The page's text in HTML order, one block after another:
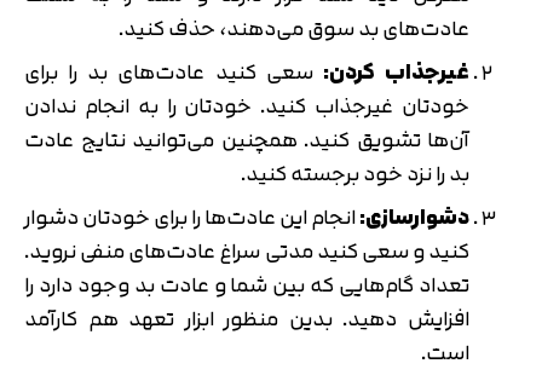
عادت‌های بد سوق می‌دهند، حذف کنید.
غیرجذاب کردن: سعی کنید عادت‌های بد را برای
خودتان غیرجذاب کنید. خودتان را به انجام ندادن
آن‌ها تشویق کنید. همچنین می‌توانید نتایج عادت
بد را نزد خود برجسته کنید.
دشوارسازی:انجام این عادت‌ها را برای خودتان دشوار
کنید و سعی کنید مدتی سراغ عادت‌های منفی نروید.
تعداد گام‌هایی که بین شما و عادت بد وجود دارد را
افزایش دهید. بدین منظور ابزار تعهد هم کارآمد
است.